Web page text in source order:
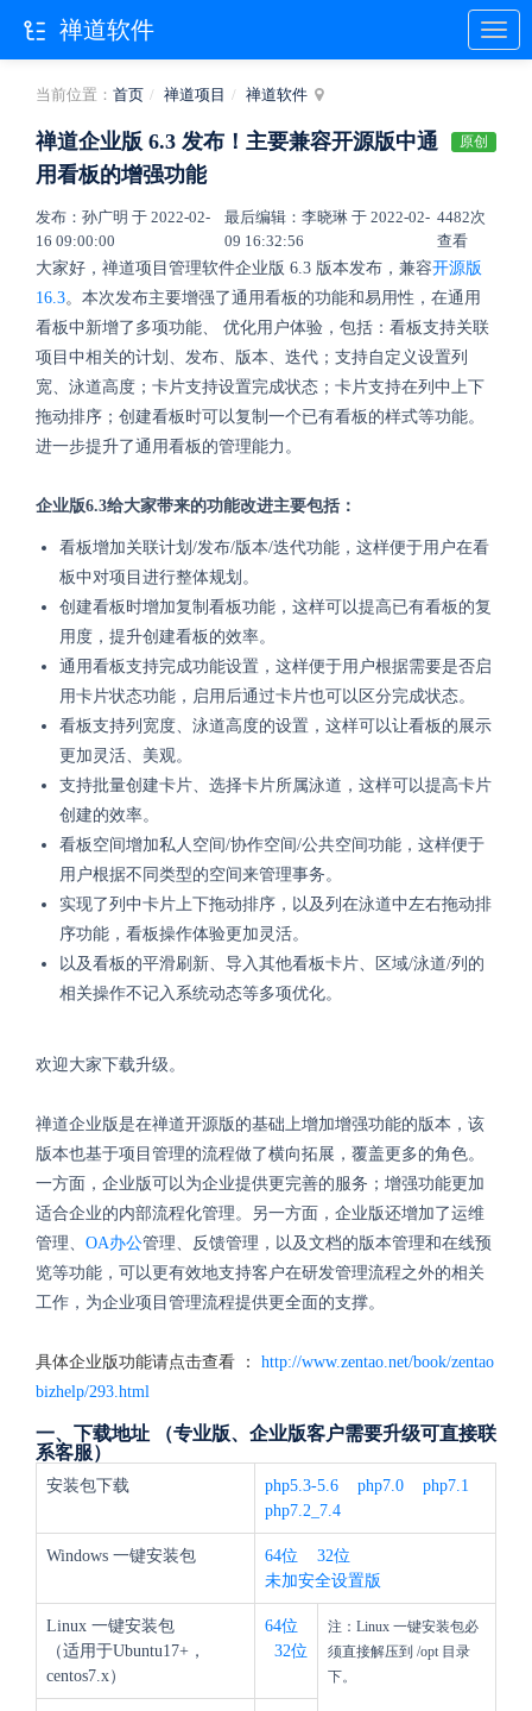
当前位置： 首页 禅道项目 禅道软件
禅道企业版 6.3 发布！主要兼容开源版中通
用看板的增强功能
原创
发布：孙广明 于 2022-02-
16 09:00:00
最后编辑：李晓琳 于 2022-02-
09 16:32:56
4482次
查看
大家好，禅道项目管理软件企业版 6.3 版本发布，兼容开源版
16.3。本次发布主要增强了通用看板的功能和易用性，在通用
看板中新增了多项功能、 优化用户体验，包括：看板支持关联
项目中相关的计划、发布、版本、迭代；支持自定义设置列
宽、泳道高度；卡片支持设置完成状态；卡片支持在列中上下
拖动排序；创建看板时可以复制一个已有看板的样式等功能。
进一步提升了通用看板的管理能力。
企业版6.3给大家带来的功能改进主要包括：
看板增加关联计划/发布/版本/迭代功能，这样便于用户在看
板中对项目进行整体规划。
创建看板时增加复制看板功能，这样可以提高已有看板的复
用度，提升创建看板的效率。
通用看板支持完成功能设置，这样便于用户根据需要是否启
用卡片状态功能，启用后通过卡片也可以区分完成状态。
看板支持列宽度、泳道高度的设置，这样可以让看板的展示
更加灵活、美观。
支持批量创建卡片、选择卡片所属泳道，这样可以提高卡片
创建的效率。
看板空间增加私人空间/协作空间/公共空间功能，这样便于
用户根据不同类型的空间来管理事务。
实现了列中卡片上下拖动排序，以及列在泳道中左右拖动排
序功能，看板操作体验更加灵活。
以及看板的平滑刷新、导入其他看板卡片、区域/泳道/列的
相关操作不记入系统动态等多项优化。
欢迎大家下载升级。
禅道企业版是在禅道开源版的基础上增加增强功能的版本，该
版本也基于项目管理的流程做了横向拓展，覆盖更多的角色。
一方面，企业版可以为企业提供更完善的服务；增强功能更加
适合企业的内部流程化管理。另一方面，企业版还增加了运维
管理、 OA办公管理、反馈管理，以及文档的版本管理和在线预
览等功能，可以更有效地支持客户在研发管理流程之外的相关
工作，为企业项目管理流程提供更全面的支撑。
具体企业版功能请点击查看 ：
http://www.zentao.net/book/zentao
bizhelp/293.html
一、下载地址 （专业版、企业版客户需要升级可直接联
系客服）
安装包下载 php5.3-5.6 php7.0
php7.1
php7.2_7.4
Windows 一键安装包 64位
32位
未加安全设置版
Linux 一键安装包
（适用于Ubuntu17+，
centos7.x）
64位
32位
注：Linux 一键安装包必
须直接解压到 /opt 目录
下。
禅道软件